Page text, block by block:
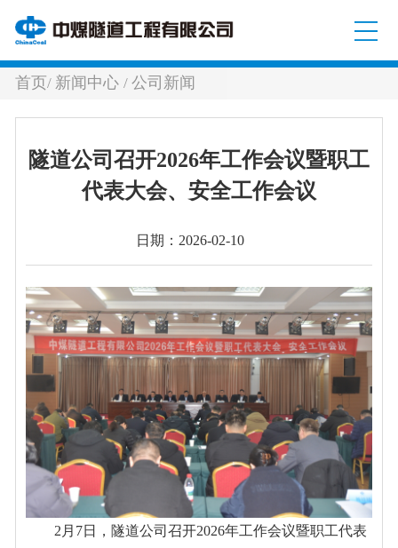
首页/ 新闻中心/公司新闻
隧道公司召开2026年工作会议暨职工
代表大会、安全工作会议
日期：2026-02-10
2月7日，隧道公司召开2026年工作会议暨职工代表